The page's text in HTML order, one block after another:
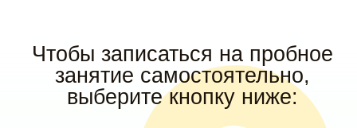
Чтобы записаться на пробное
занятие самостоятельно,
выберите кнопку ниже: